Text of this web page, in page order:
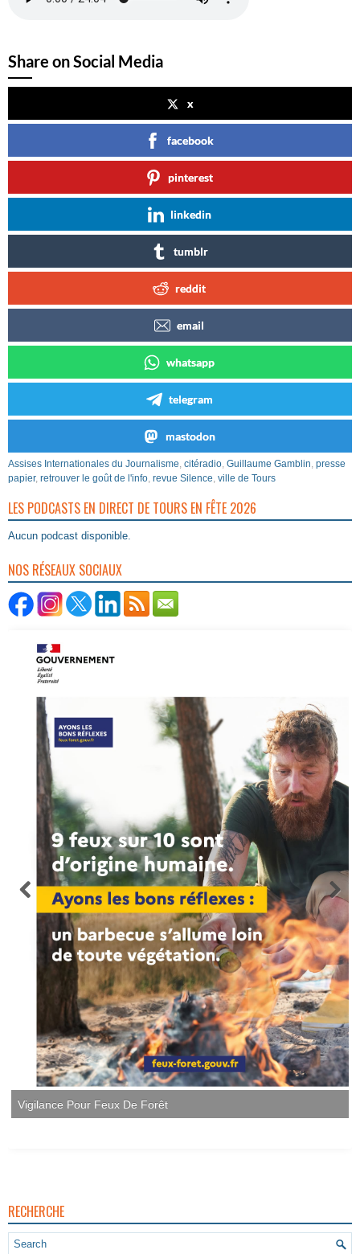
Share on Social Media
x
facebook
pinterest
linkedin
tumblr
reddit
email
whatsapp
telegram
mastodon
Assises Internationales du Journalisme, citéradio, Guillaume Gamblin, presse
papier, retrouver le goût de l'info, revue Silence, ville de Tours
LES PODCASTS EN DIRECT DE TOURS EN FÊTE 2026
Aucun podcast disponible.
NOS RÉSEAUX SOCIAUX
Vigilance Pour Feux De Forêt
RECHERCHE